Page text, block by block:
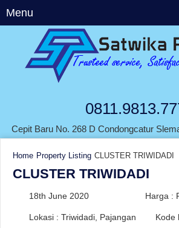
Menu
Cepit Baru No. 268 D Condongcatur
Home Property Listing CLUSTER TRIWIDADI
CLUSTER TRIWIDADI
18th June 2020 Harga :
Lokasi : Triwidadi, Pajangan Kode